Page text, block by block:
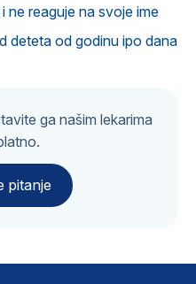
ne reaguje na svoje ime
deteta od godinu ipo dana
ga našim lekarima
pitanje